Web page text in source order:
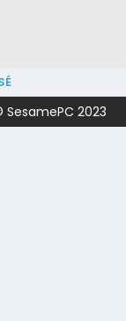
SesamePC 2023